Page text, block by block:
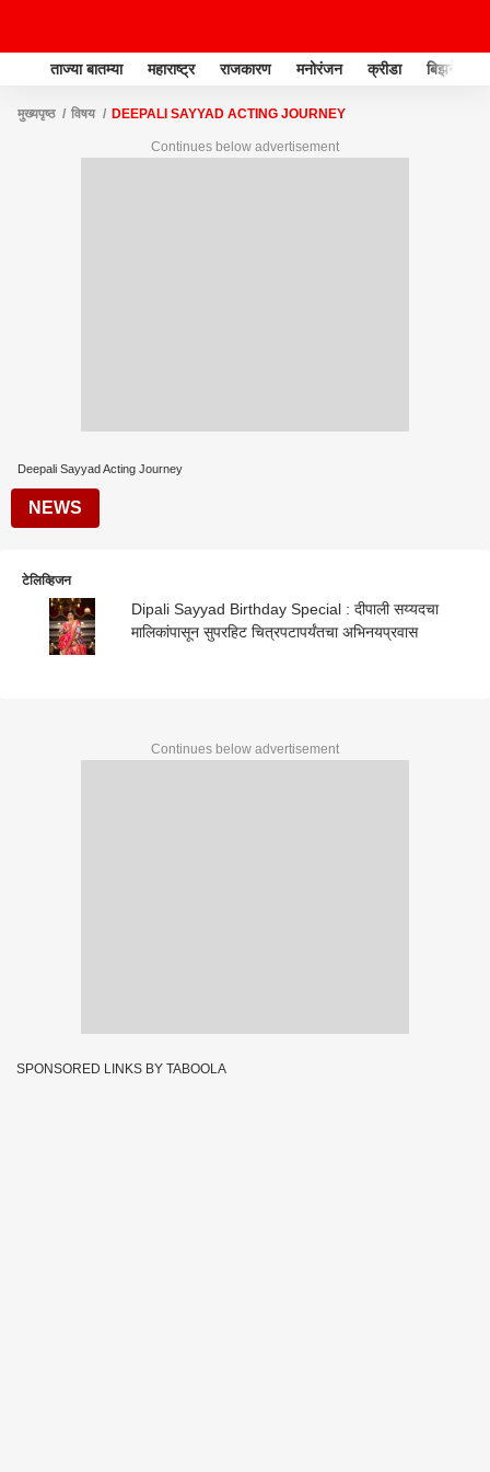
ताज्या बातम्या महाराष्ट्र राजकारण मनोरंजन क्रीडा बिझनेस
मुख्यपृष्ठ विषय DEEPALI SAYYAD ACTING JOURNEY
Continues below advertisement
Deepali Sayyad Acting Journey
NEWS
टेलिव्हिजन
Dipali Sayyad Birthday Special : दीपाली सय्यदचा
मालिकांपासून सुपरहिट चित्रपटापर्यंतचा अभिनयप्रवास
Continues below advertisement
SPONSORED LINKS BY TABOOLA